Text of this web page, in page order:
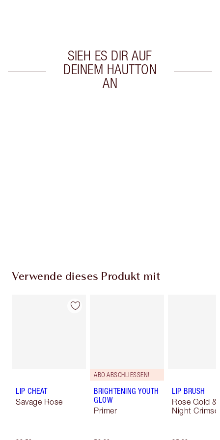
SIEH ES DIR AUF
DEINEM HAUTTON
AN
Verwende dieses Produkt mit
LIP CHEAT
Savage Rose
ABO ABSCHLIESSEN!
BRIGHTENING YOUTH
GLOW
Primer
LIP BRUSH
Rose Gold &
Night